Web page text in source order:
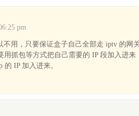
pm
不用，只要保证盒子自己全部走 iptv 的网
用抓包等方式把自己需要的 IP 段加入进
的 IP 加入进来。